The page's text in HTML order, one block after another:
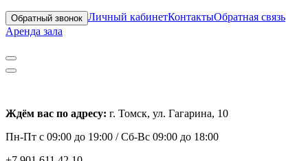
Обратный звонок Личный кабинетКонтактыОбратная связь
Аренда зала
Ждём вас по адресу: г. Томск, ул. Гагарина, 10
Пн-Пт с 09:00 до 19:00 /Сб-Вс 09:00 до 18:00